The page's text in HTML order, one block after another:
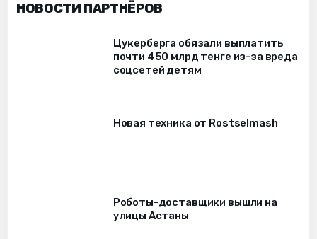
НОВОСТИ ПАРТНЁРОВ
Цукерберга обязали выплатить
почти 450 млрд тенге из-за вреда
соцсетей детям
Новая техника от Rostselmash
Роботы-доставщики вышли на
улицы Астаны